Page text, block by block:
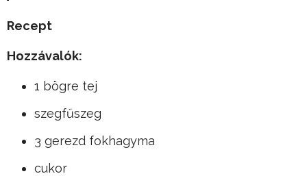
Recept
Hozzávalók:
1 bögre tej
szegfűszeg
3 gerezd fokhagyma
cukor